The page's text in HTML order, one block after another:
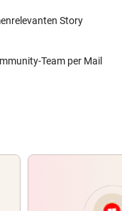
Story
Team per Mail